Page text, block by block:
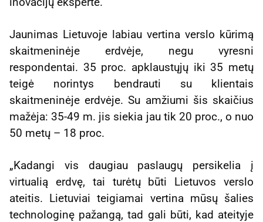
Jaunimas Lietuvoje labiau vertina verslo kūrimą
skaitmeninėje erdvėje, negu vyresni
respondentai. 35 proc. apklaustųjų iki 35 metų
teigė norintys bendrauti su klientais
skaitmeninėje erdvėje. Su amžiumi šis skaičius
mažėja: 35-49 m. jis siekia jau tik 20 proc., o nuo
50 metų – 18 proc.
„Kadangi vis daugiau paslaugų persikelia į
virtualią erdvę, tai turėtų būti Lietuvos verslo
ateitis. Lietuviai teigiamai vertina mūsų šalies
technologinę pažangą, tad gali būti, kad ateityje